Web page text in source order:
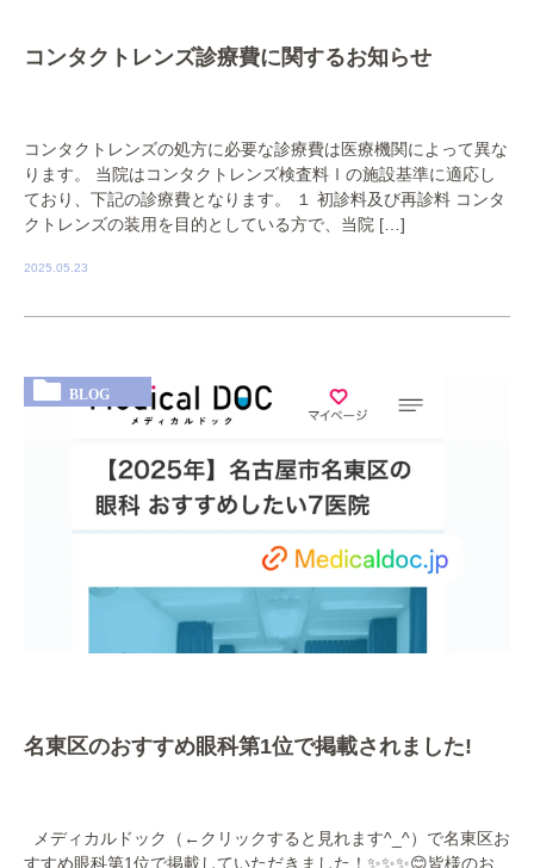
コンタクトレンズ診療費に関するお知らせ
コンタクトレンズの処方に必要な診療費は医療機関によって異な
ります。 当院はコンタクトレンズ検査料Ⅰの施設基準に適応し
ており、下記の診療費となります。 １ 初診料及び再診料 コンタ
クトレンズの装用を目的としている方で、当院 […]
2025.05.23
BLOG
名東区のおすすめ眼科第1位で掲載されました!
メディカルドック（←クリックすると見れます^_^）で名東区お
すすめ眼科第1位で掲載していただきました！✨✨✨😊皆様のお